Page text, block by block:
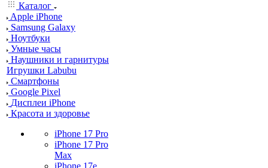
Каталог
Apple iPhone
Samsung Galaxy
Ноутбуки
Умные часы
Наушники и гарнитуры
Игрушки Labubu
Смартфоны
Google Pixel
Дисплеи iPhone
Красота и здоровье
iPhone 17 Pro
iPhone 17 Pro
Max
iPhone 17e